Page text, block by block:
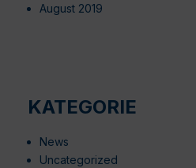
August 2019
KATEGORIE
News
Uncategorized